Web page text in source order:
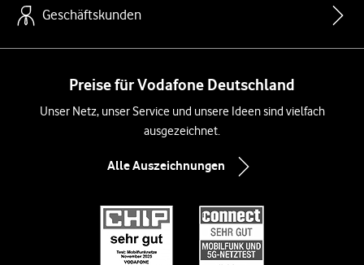
Geschäftskunden
Preise für Vodafone Deutschland
Unser Netz, unser Service und unsere Ideen sind vielfach
ausgezeichnet.
Alle Auszeichnungen